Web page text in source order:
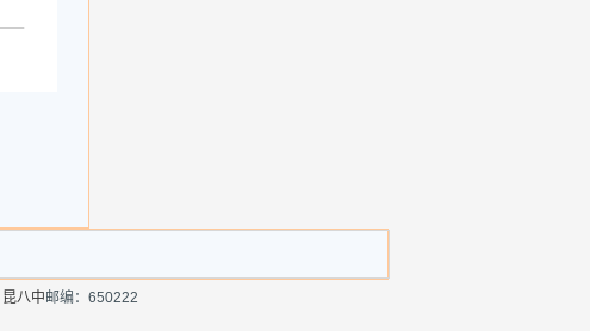
昆八中邮编：650222